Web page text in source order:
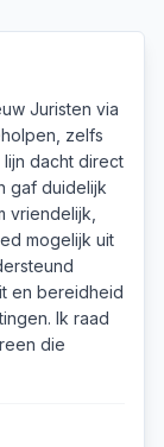
Juristen via
zelfs
dacht direct
gaf duidelijk
vriendelijk,
mogelijk uit
en bereidheid
Ik raad
die